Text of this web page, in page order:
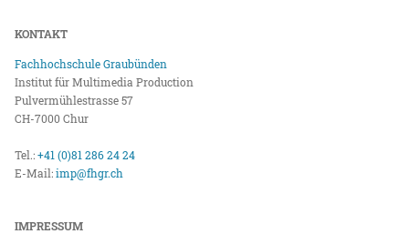
KONTAKT
Fachhochschule Graubünden
Institut für Multimedia Production
Pulvermühlestrasse 57
CH-7000 Chur
Tel.:+41 (0)81 286 24 24
E-Mail:imp@fhgr.ch
IMPRESSUM